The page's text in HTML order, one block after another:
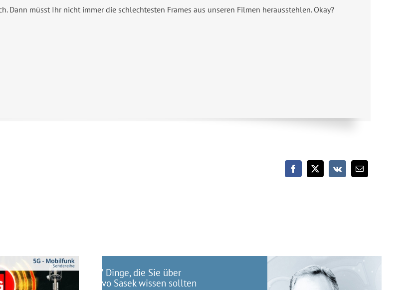
Dann müsst Ihr nicht immer die schlechtesten Frames aus unseren Filmen herausstehlen. Okay?
7 Dinge, die Sie über
Ivo Sasek wissen sollten